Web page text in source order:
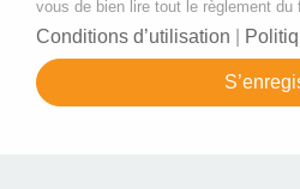
vous de bien lire tout le règlement du
Conditions d’utilisation